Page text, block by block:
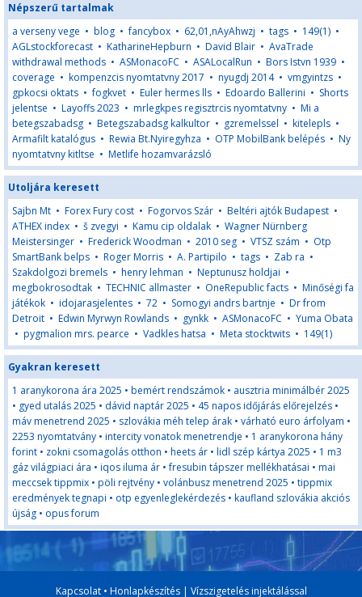
Népszerű tartalmak
a verseny vege • blog •fancybox • 62,01,nAyAhwzj • tags • 149(1) •
AGLstockforecast • KatharineHepburn • David Blair • AvaTrade
withdrawal methods • ASMonacoFC • ASALocalRun • Bors Istvn 1939 •
coverage • kompenzcis nyomtatvny 2017 • nyugdj 2014• vmgyintzs •
gpkocsi oktats •fogkvet • Euler hermes lls • Edoardo Ballerini • Shorts
jelentse • Layoffs 2023 • mrlegkpes regisztrcis nyomtatvny • Mi a
betegszabadsg • Betegszabadsg kalkultor • gzremelssel • kitelepls •
Armafilt katalógus • Rewia Bt.Nyiregyhza • OTP MobilBank belépés • Ny
nyomtatvny kitltse • Metlife hozamvarázsló
Utoljára keresett
Sajbn Mt • Forex Fury cost • Fogorvos Szár • Beltéri ajtók Budapest •
ATHEX index • š zvegyi • Kamu cip oldalak • Wagner Nürnberg
Meistersinger • Frederick Woodman • 2010 seg • VTSZ szám • Otp
SmartBank belps • Roger Morris • A. Partipilo • tags • Zab ra •
Szakdolgozi bremels • henry lehman • Neptunusz holdjai •
megbokrosodtak • TECHNIC allmaster • OneRepublic facts • Minőségi fa
játékok • idojarasjelentes • 72 • Somogyi andrs bartnje • Dr from
Detroit • Edwin Myrwyn Rowlands • gynkk • ASMonacoFC • Yuma Obata
• pygmalion mrs. pearce • Vadkles hatsa • Meta stocktwits • 149(1)
Gyakran keresett
1 aranykorona ára 2025 • bemért rendszámok • ausztria minimálbér 2025
• gyed utalás 2025 • dávid naptár 2025 • 45 napos időjárás előrejelzés •
máv menetrend 2025 • szlovákia méh telep árak • várható euro árfolyam •
2253 nyomtatvány • intercity vonatok menetrendje • 1 aranykorona hány
forint • zokni csomagolás otthon • heets ár • lidl szép kártya 2025 • 1 m3
gáz világpiaci ára • iqos iluma ár •fresubin tápszer mellékhatásai • mai
meccsek tippmix • pöli rejtvény • volánbusz menetrend 2025 • tippmix
eredmények tegnapi • otp egyenleglekérdezés • kaufland szlovákia akciós
újság • opus forum
Kapcsolat• Honlapkészítés| Vízszigetelés injektálással